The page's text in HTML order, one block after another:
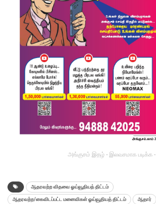
அங்குசம் இதழ் - இலவசமாக படிக்க -
ஆதரவற்ற விதவை ஓய்வூதியத் திட்டம்
ஆதரவற்ற/கைவிடப்பட்ட மனைவிகள் ஓய்வூதியத் திட்டம் ஆதார்